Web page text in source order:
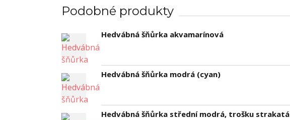
Podobné produkty
Hedvábná šňůrka akvamarínová
Hedvábná šňůrka modrá (cyan)
Hedvábná šňůrka střední modrá, trošku strakatá